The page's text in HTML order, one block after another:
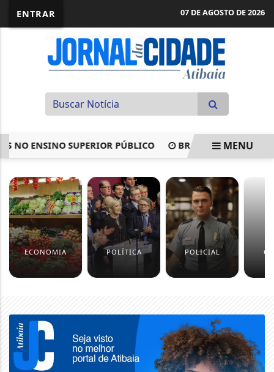
ENTRAR 07 DE AGOSTO DE 2026
ENSINO SUPERIOR PÚBLICO BRASIL VACINA MAIS DE
MENU
ECONOMIA POLÍTICA POLICIAL